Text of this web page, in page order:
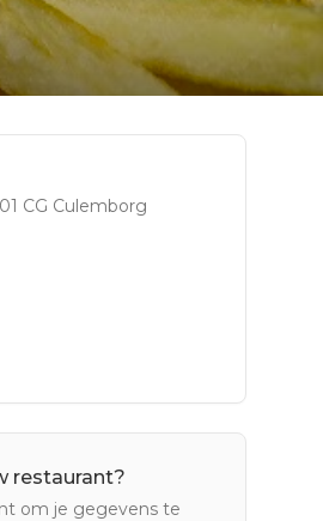
CG Culemborg
restaurant?
om je gegevens te